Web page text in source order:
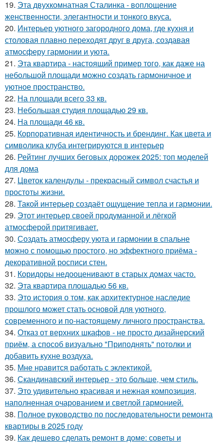
19. Эта двухкомнатная Сталинка - воплощение
женственности, элегантности и тонкого вкуса.
20. Интерьер уютного загородного дома, где кухня и
столовая плавно переходят друг в друга, создавая
атмосферу гармонии и уюта.
21. Эта квартира - настоящий пример того, как даже на
небольшой площади можно создать гармоничное и
уютное пространство.
22. На площади всего 33 кв.
23. Небольшая студия площадью 29 кв.
24. На площади 46 кв.
25. Корпоративная идентичность и брендинг. Как цвета и
символика клуба интегрируются в интерьер
26. Рейтинг лучших беговых дорожек 2025: топ моделей
для дома
27. Цветок календулы - прекрасный символ счастья и
простоты жизни.
28. Такой интерьер создаёт ощущение тепла и гармонии.
29. Этот интерьер своей продуманной и лёгкой
атмосферой притягивает.
30. Создать атмосферу уюта и гармонии в спальне
можно с помощью простого, но эффектного приёма -
декоративной росписи стен.
31. Коридоры недооценивают в старых домах часто.
32. Эта квартира площадью 56 кв.
33. Это история о том, как архитектурное наследие
прошлого может стать основой для уютного,
современного и по-настоящему личного пространства.
34. Отказ от верхних шкафов - не просто дизайнерский
приём, а способ визуально "Приподнять" потолки и
добавить кухне воздуха.
35. Мне нравится работать с эклектикой.
36. Скандинавский интерьер - это больше, чем стиль.
37. Это удивительно красивая и нежная композиция,
наполненная очарованием и светлой гармонией.
38. Полное руководство по последовательности ремонта
квартиры в 2025 году
39. Как дешево сделать ремонт в доме: советы и